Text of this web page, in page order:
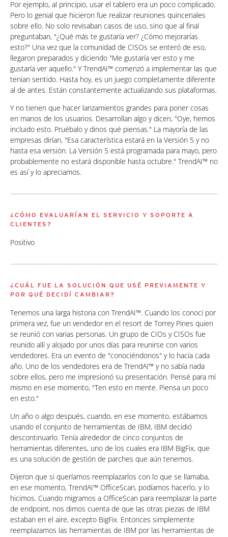
Por ejemplo, al principio, usar el tablero era un poco complicado.
Pero lo genial que hicieron fue realizar reuniones quincenales
sobre ello. No solo revisaban casos de uso, sino que al final
preguntaban, "¿Qué más te gustaría ver? ¿Cómo mejorarías
esto?" Una vez que la comunidad de CISOs se enteró de eso,
llegaron preparados y diciendo "Me gustaría ver esto y me
gustaría ver aquello." Y TrendAI™ comenzó a implementar las que
tenían sentido. Hasta hoy, es un juego completamente diferente
al de antes. Están constantemente actualizando sus plataformas.
Y no tienen que hacer lanzamientos grandes para poner cosas
en manos de los usuarios. Desarrollan algo y dicen, "Oye, hemos
incluido esto. Pruébalo y dinos qué piensas." La mayoría de las
empresas dirían, "Esa característica estará en la Versión 5 y no
hasta esa versión. La Versión 5 está programada para mayo, pero
probablemente no estará disponible hasta octubre." TrendAI™ no
es así y lo apreciamos.
¿CÓMO EVALUARÍAN EL SERVICIO Y SOPORTE A
CLIENTES?
Positivo
¿CUÁL FUE LA SOLUCIÓN QUE USÉ PREVIAMENTE Y
POR QUÉ DECIDÍ CAMBIAR?
Tenemos una larga historia con TrendAI™. Cuando los conocí por
primera vez, fue un vendedor en el resort de Torrey Pines quien
se reunió con varias personas. Un grupo de CIOs y CISOs fue
reunido allí y alojado por unos días para reunirse con varios
vendedores. Era un evento de "conociéndonos" y lo hacía cada
año. Uno de los vendedores era de TrendAI™ y no sabía nada
sobre ellos, pero me impresionó su presentación. Pensé para mí
mismo en ese momento, "Ten esto en mente. Piensa un poco
en esto."
Un año o algo después, cuando, en ese momento, estábamos
usando el conjunto de herramientas de IBM, IBM decidió
descontinuarlo. Tenía alrededor de cinco conjuntos de
herramientas diferentes, uno de los cuales era IBM BigFix, que
es una solución de gestión de parches que aún tenemos.
Dijeron que si queríamos reemplazarlos con lo que se llamaba,
en ese momento, TrendAI™ OfficeScan, podíamos hacerlo, y lo
hicimos. Cuando migramos a OfficeScan para reemplazar la parte
de endpoint, nos dimos cuenta de que las otras piezas de IBM
estaban en el aire, excepto BigFix. Entonces simplemente
reemplazamos las herramientas de IBM por las herramientas de